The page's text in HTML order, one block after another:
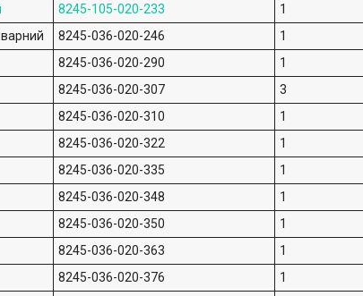
8245-105-020-233
1
8245-036-020-246
1
8245-036-020-290
1
8245-036-020-307
3
8245-036-020-310
1
8245-036-020-322
1
8245-036-020-335
1
8245-036-020-348
1
8245-036-020-350
1
8245-036-020-363
1
8245-036-020-376
1